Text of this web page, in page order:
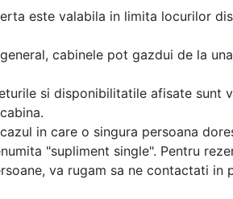
este valabila in limita locurilor
cabinele pot gazdui de la
si disponibilitatile afisate sunt
in care o singura persoana
"supliment single". Pentru
va rugam sa ne contactati